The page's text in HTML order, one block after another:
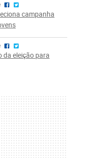
campanha
da eleição para